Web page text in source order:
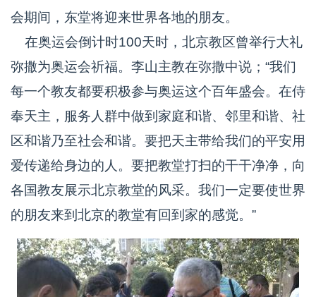
会期间，东堂将迎来世界各地的朋友。
在奥运会倒计时100天时，北京教区曾举行大礼
弥撒为奥运会祈福。李山主教在弥撒中说；“我们
每一个教友都要积极参与奥运这个百年盛会。在侍
奉天主，服务人群中做到家庭和谐、邻里和谐、社
区和谐乃至社会和谐。要把天主带给我们的平安用
爱传递给身边的人。要把教堂打扫的干干净净，向
各国教友展示北京教堂的风采。我们一定要使世界
的朋友来到北京的教堂有回到家的感觉。”